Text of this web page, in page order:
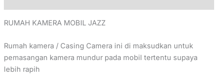
RUMAH KAMERA MOBIL JAZZ
Rumah kamera / Casing Camera ini di maksudkan untuk
pemasangan kamera mundur pada mobil tertentu supaya
lebih rapih